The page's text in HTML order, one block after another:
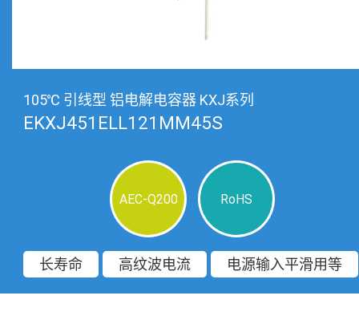
105℃ 引线型 铝电解电容器 KXJ系列
EKXJ451ELL121MM45S
AEC-Q200 RoHS
长寿命 高纹波电流 电源输入平滑用等